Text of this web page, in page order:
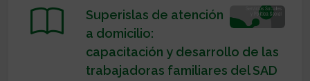
Superislas de atención
a domicilio:
capacitación y desarrollo de las
trabajadoras familiares del SAD